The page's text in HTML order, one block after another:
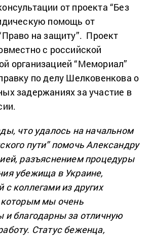
от проекта “Без
помощь от
на защиту”. Проект
с российской
организацией “Мемориал”
по делу Шелковенкова о
задержаниях за участие в
что удалось на начальном
пути” помочь Александру
разъяснением процедуры
убежища в Украине,
с коллегами из других
которым мы очень
и благодарны за отличную
Статус беженца,